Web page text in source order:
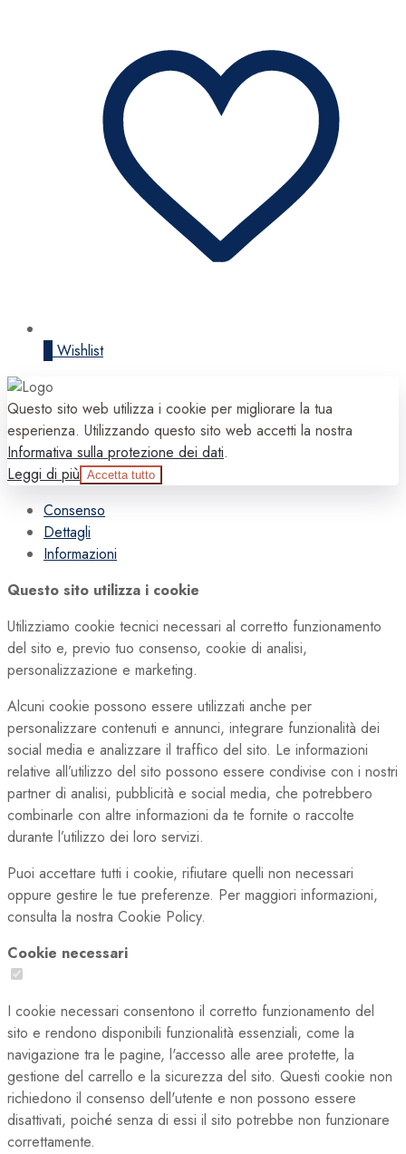
Wishlist
Questo sito web utilizza i cookie per migliorare la tua
esperienza. Utilizzando questo sito web accetti la nostra
Informativa sulla protezione dei dati.
Leggi di più Accetta tutto
Consenso
Dettagli
Informazioni
Questo sito utilizza i cookie
Utilizziamo cookie tecnici necessari al corretto funzionamento
del sito e, previo tuo consenso, cookie di analisi,
personalizzazione e marketing.
Alcuni cookie possono essere utilizzati anche per
personalizzare contenuti e annunci, integrare funzionalità dei
social media e analizzare il traffico del sito. Le informazioni
relative all’utilizzo del sito possono essere condivise con i nostri
partner di analisi, pubblicità e social media, che potrebbero
combinarle con altre informazioni da te fornite o raccolte
durante l’utilizzo dei loro servizi.
Puoi accettare tutti i cookie, rifiutare quelli non necessari
oppure gestire le tue preferenze. Per maggiori informazioni,
consulta la nostra Cookie Policy.
Cookie necessari
I cookie necessari consentono il corretto funzionamento del
sito e rendono disponibili funzionalità essenziali, come la
navigazione tra le pagine, l'accesso alle aree protette, la
gestione del carrello e la sicurezza del sito. Questi cookie non
richiedono il consenso dell'utente e non possono essere
disattivati, poiché senza di essi il sito potrebbe non funzionare
correttamente.